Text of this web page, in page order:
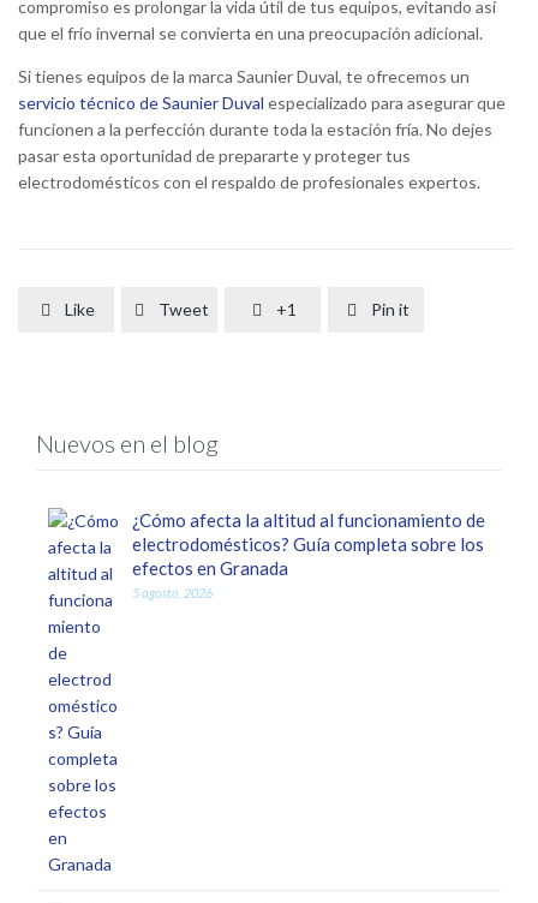
compromiso es prolongar la vida útil de tus equipos, evitando así
que el frío invernal se convierta en una preocupación adicional.
Si tienes equipos de la marca Saunier Duval, te ofrecemos un
servicio técnico de Saunier Duval especializado para asegurar que
funcionen a la perfección durante toda la estación fría. No dejes
pasar esta oportunidad de prepararte y proteger tus
electrodomésticos con el respaldo de profesionales expertos.
 Like  Tweet  +1  Pin it
Nuevos en el blog
¿Cómo afecta la altitud al funcionamiento de
electrodomésticos? Guía completa sobre los
efectos en Granada
5 agosto, 2026